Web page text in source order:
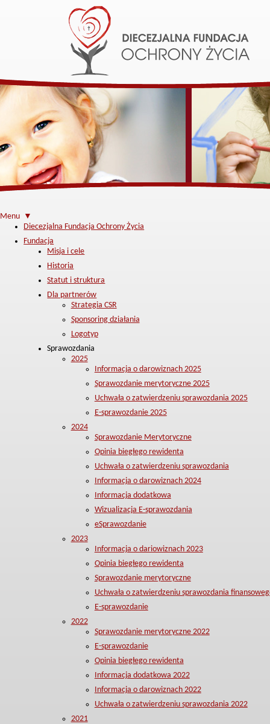
Menu ▼
Diecezjalna Fundacja Ochrony Życia
Fundacja
Misja i cele
Historia
Statut i struktura
Dla partnerów
Strategia CSR
Sponsoring działania
Logotyp
Sprawozdania
2025
Informacja o darowiznach 2025
Sprawozdanie merytoryczne 2025
Uchwała o zatwierdzeniu sprawozdania 2025
E-sprawozdanie 2025
2024
Sprawozdanie Merytoryczne
Opinia biegłego rewidenta
Uchwała o zatwierdzeniu sprawozdania
Informacja o darowiznach 2024
Informacja dodatkowa
Wizualizacja E-sprawozdania
eSprawozdanie
2023
Informacja o dariowiznach 2023
Opinia biegłego rewidenta
Sprawozdanie merytoryczne
Uchwała o zatwierdzeniu sprawozdania
E-sprawozdanie
2022
Sprawozdanie merytoryczne 2022
E-sprawozdanie
Opinia biegłego rewidenta
Informacja dodatkowa 2022
Informacja o darowiznach 2022
Uchwała o zatwierdzeniu sprawozdania 2022
2021